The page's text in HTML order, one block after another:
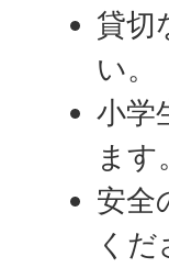
貸切
い。
小学
ます。
安全
く